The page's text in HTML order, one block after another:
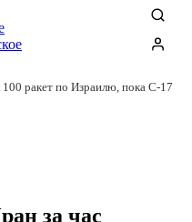
ракет по Израилю, пока C-17
за час